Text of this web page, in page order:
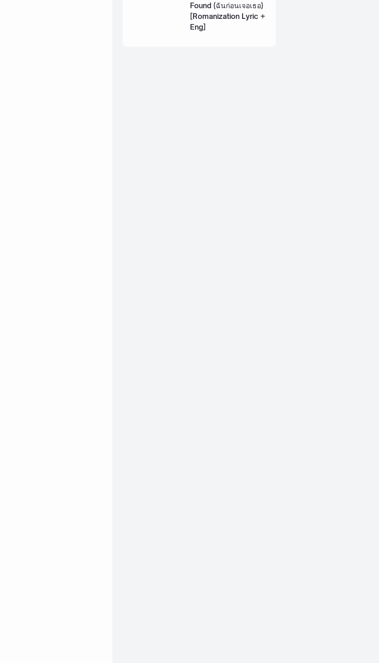
Found (ฉันก่อนเจอเธอ)
[Romanization Lyric +
Eng]